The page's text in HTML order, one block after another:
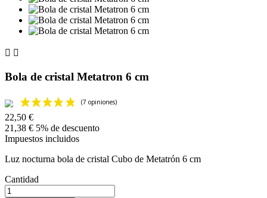
 
Bola de cristal Metatron 6 cm
22,50 €
21,38 € 5% de descuento
Impuestos incluidos
Luz nocturna bola de cristal Cubo de Metatrón 6 cm
Cantidad